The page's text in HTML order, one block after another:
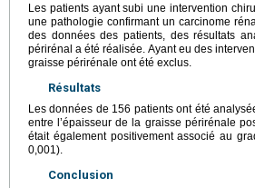
Les patients ayant subi une intervention
une pathologie confirmant un carcinome
des données des patients, des résultats
périrénal a été réalisée. Ayant eu des
graisse périrénale ont été exclus.
Résultats
Les données de 156 patients ont été
entre l’épaisseur de la graisse périrénale
était également positivement associé au
0,001).
Conclusion